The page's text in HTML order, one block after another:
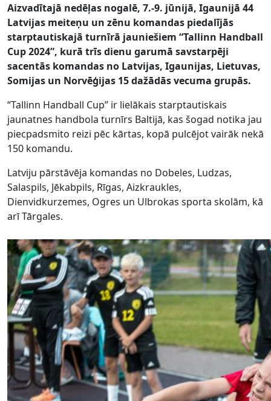
Aizvadītajā nedēļas nogalē, 7.-9. jūnijā, Igaunijā 44
Latvijas meiteņu un zēnu komandas piedalījās
starptautiskajā turnīrā jauniešiem “Tallinn Handball
Cup 2024”, kurā trīs dienu garumā savstarpēji
sacentās komandas no Latvijas, Igaunijas, Lietuvas,
Somijas un Norvēģijas 15 dažādās vecuma grupās.
“Tallinn Handball Cup” ir lielākais starptautiskais
jaunatnes handbola turnīrs Baltijā, kas šogad notika jau
piecpadsmito reizi pēc kārtas, kopā pulcējot vairāk nekā
150 komandu.
Latviju pārstāvēja komandas no Dobeles, Ludzas,
Salaspils, Jēkabpils, Rīgas, Aizkraukles,
Dienvidkurzemes, Ogres un Ulbrokas sporta skolām, kā
arī Tārgales.